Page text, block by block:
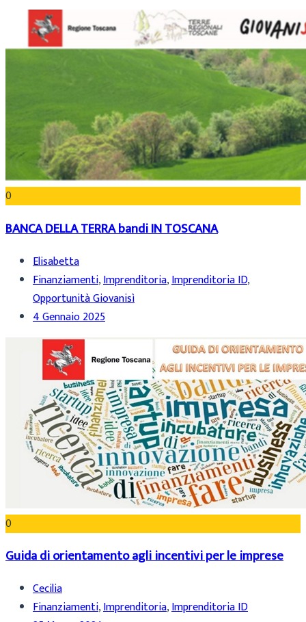
0
BANCA DELLA TERRA bandi IN TOSCANA
Elisabetta
Finanziamenti,Imprenditoria,Imprenditoria ID,
Opportunità Giovanisì
4 Gennaio 2025
0
Guida di orientamento agli incentivi per le imprese
Cecilia
Finanziamenti,Imprenditoria,Imprenditoria ID